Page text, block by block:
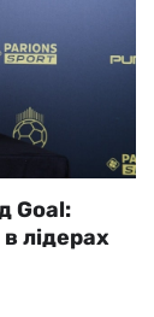
Goal:
лідерах